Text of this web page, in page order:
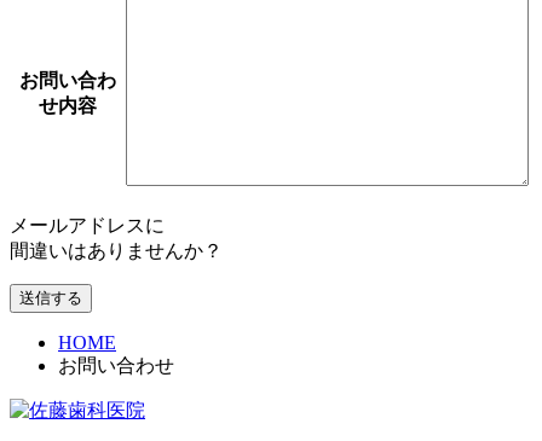
お問い合わ
せ内容
メールアドレスに
間違いはありませんか？
HOME
お問い合わせ